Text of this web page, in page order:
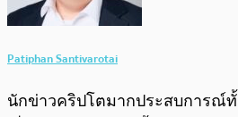
Patiphan Santivarotai
นักข่าวคริปโตมากประสบการณ์ทั้